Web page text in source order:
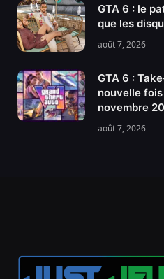
GTA 6 : le
que les
août 7, 2026
GTA 6 :
nouvelle
novembre
août 7, 2026